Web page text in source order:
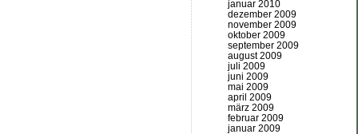
januar 2010
dezember 2009
november 2009
oktober 2009
september 2009
august 2009
juli 2009
juni 2009
mai 2009
april 2009
märz 2009
februar 2009
januar 2009